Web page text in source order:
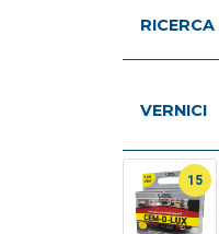
RICERCA
VERNICI
15